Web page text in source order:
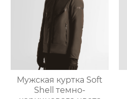
Мужская куртка Soft
Shell темно-